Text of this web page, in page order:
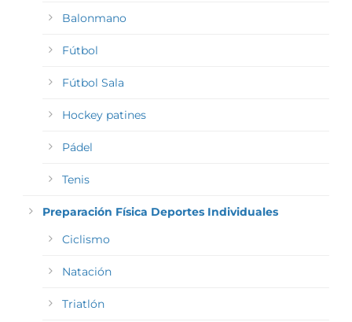
Balonmano
Fútbol
Fútbol Sala
Hockey patines
Pádel
Tenis
Preparación Física Deportes Individuales
Ciclismo
Natación
Triatlón